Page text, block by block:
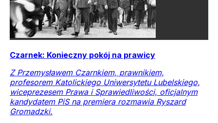
Czarnek: Konieczny pokój na prawicy
Z Przemysławem Czarnkiem, prawnikiem,
profesorem Katolickiego Uniwersytetu Lubelskiego,
wiceprezesem Prawa i Sprawiedliwości, oficjalnym
kandydatem PiS na premiera rozmawia Ryszard
Gromadzki.